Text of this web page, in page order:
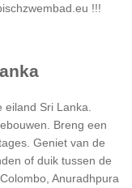
!!!
Sri Lanka.
Breng een
Geniet van de
of duik tussen de
Anuradhpura